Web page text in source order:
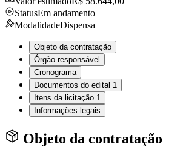
StatusEm andamento
ModalidadeDispensa
Objeto da contratação
Órgão responsável
Cronograma
Documentos do edital 1
Itens da licitação 1
Informações legais
Objeto da contratação